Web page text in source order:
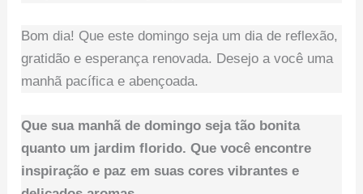
Bom dia! Que este domingo seja um dia de reflexão,
gratidão e esperança renovada. Desejo a você uma
manhã pacífica e abençoada.
Que sua manhã de domingo seja tão bonita
quanto um jardim florido. Que você encontre
inspiração e paz em suas cores vibrantes e